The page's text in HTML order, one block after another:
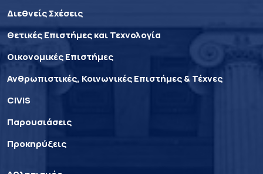
Διεθνείς Σχέσεις
Θετικές Επιστήμες και Τεχνολογία
Οικονομικές Επιστήμες
Ανθρωπιστικές, Κοινωνικές Επιστήμες & Τέχνες
CIVIS
Παρουσιάσεις
Προκηρύξεις